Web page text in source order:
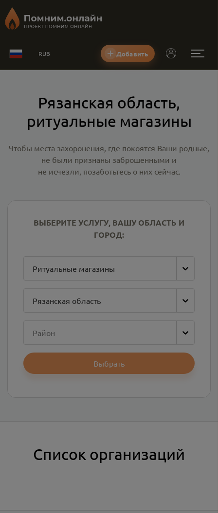
RUB Добавить
Рязанская область,
ритуальные магазины
Чтобы места захоронения, где покоятся Ваши родные,
не были признаны заброшенными и
не исчезли, позаботьтесь о них сейчас.
ВЫБЕРИТЕ УСЛУГУ, ВАШУ ОБЛАСТЬ И
ГОРОД:
Ритуальные магазины
Рязанская область
Район
Выбрать
Список организаций